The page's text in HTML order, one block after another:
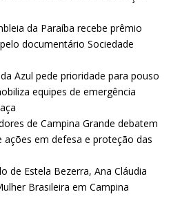
da Paraíba recebe prêmio
documentário Sociedade
Azul pede prioridade para pouso
equipes de emergência
de Campina Grande debatem
ações em defesa e proteção das
de Estela Bezerra, Ana Cláudia
Brasileira em Campina